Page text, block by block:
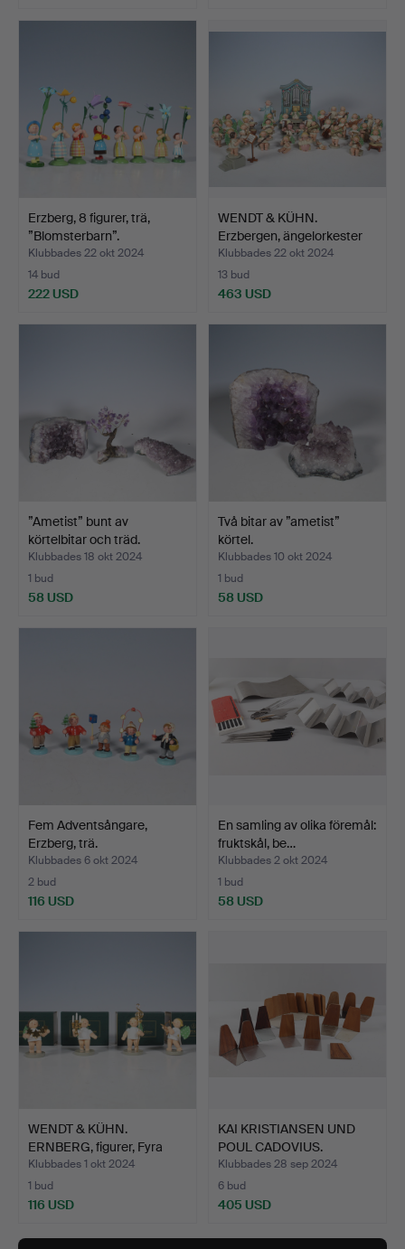
Erzberg, 8 figurer, trä,
”Blomsterbarn”.
Klubbades 22 okt 2024
14 bud
222 USD
WENDT & KÜHN.
Erzbergen, ängelorkester
med…
Klubbades 22 okt 2024
13 bud
463 USD
”Ametist” bunt av
körtelbitar och träd.
Klubbades 18 okt 2024
1 bud
58 USD
Två bitar av ”ametist”
körtel.
Klubbades 10 okt 2024
1 bud
58 USD
Fem Adventsångare,
Erzberg, trä.
Klubbades 6 okt 2024
2 bud
116 USD
En samling av olika föremål:
fruktskål, be…
Klubbades 2 okt 2024
1 bud
58 USD
WENDT & KÜHN.
ERNBERG, figurer, Fyra
ängla…
Klubbades 1 okt 2024
1 bud
116 USD
KAI KRISTIANSEN UND
POUL CADOVIUS.
Bokstöd…
Klubbades 28 sep 2024
6 bud
405 USD